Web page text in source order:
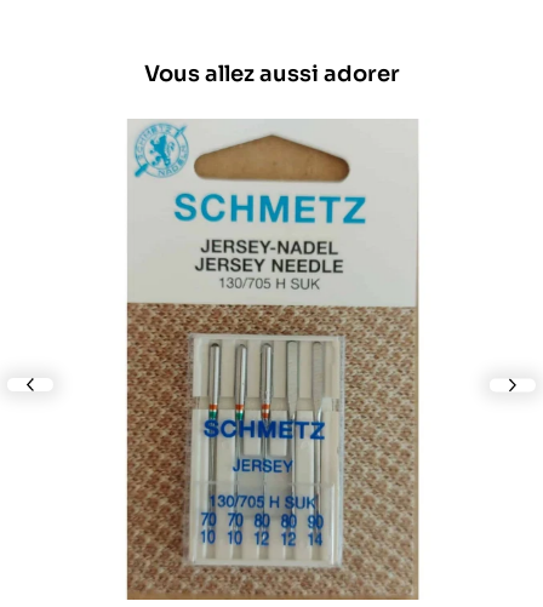
Vous allez aussi adorer